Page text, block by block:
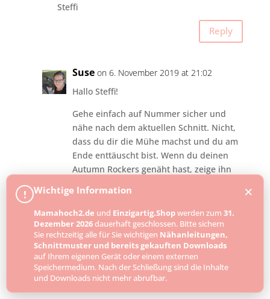
Steffi
Reply
Suse on 6. November 2019 at 21:02
Hallo Steffi!
Gehe einfach auf Nummer sicher und
nähe nach dem aktuellen Schnitt. Nicht,
dass du dir die Mühe machst und du am
Ende enttäuscht bist. Wenn du deinen
Autumn Rockers genäht hast, zeige ihn
Facebook Nähgruppe:
https://www.facebook.com/groups/19679
77533458985/
Viele Grüße
Suse
aus dem Mamahoch2 Kreativteam
! Wichtige Information
Mamahoch2.de und Einzigartig.Shopwerden zum 31.
Dezember 2026dauerhaft geschlossen. Bitte sichern
Sie rechtzeitig alle für Sie wichtigen Nähanleitungen,
Schnittmuster und bereits gekauften Downloads
auf Ihrem eigenen Gerät oder einem externen
Speichermedium. Nach der Schließung sind die Inhalte
und Downloads nicht mehr abrufbar.
×